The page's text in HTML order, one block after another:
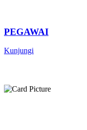
PEGAWAI
Kunjungi